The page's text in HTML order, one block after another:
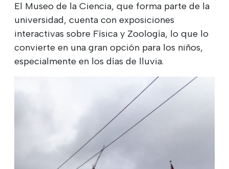
El Museo de la Ciencia, que forma parte de la
universidad, cuenta con exposiciones
interactivas sobre Física y Zoología, lo que lo
convierte en una gran opción para los niños,
especialmente en los días de lluvia.